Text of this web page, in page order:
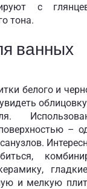
с
тона.
ванных
белого и
–
и мелкую